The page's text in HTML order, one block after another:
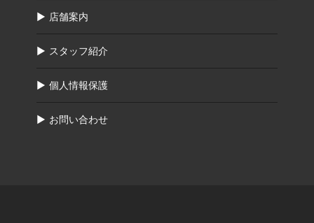
店舗案内
スタッフ紹介
個人情報保護
お問い合わせ